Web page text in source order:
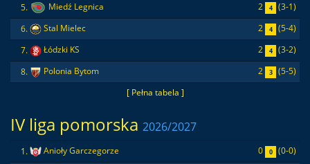
[ Pełna tabela ]
5.
Miedź Legnica 2 4
(3-1)
6.
Stal Mielec 2 4
(5-4)
7.
Łódzki KS 2 4
(3-2)
8.
Polonia Bytom 2 3 (5-5)
IV liga pomorska 2026/2027
1. Anioły Garczegorze 0 0
(0-0)